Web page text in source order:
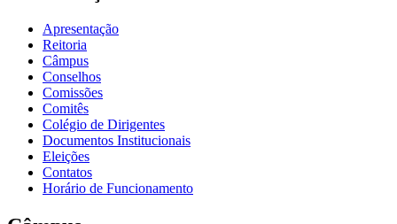
Apresentação
Reitoria
Câmpus
Conselhos
Comissões
Comitês
Colégio de Dirigentes
Documentos Institucionais
Eleições
Contatos
Horário de Funcionamento